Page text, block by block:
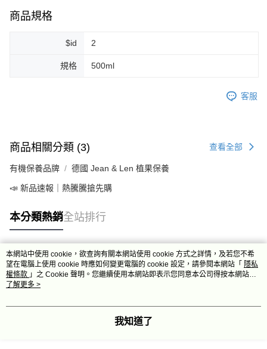
商品規格
$id 2
規格 500ml
客服
商品相關分類 (3) 查看全部
有機保養品牌 德國 Jean & Len 植果保養
📣 新品速報｜熱騰騰搶先購
本分類熱銷全站排行
熱門標籤
本網站中使用 cookie，欲查詢有關本網站使用 cookie 方式之詳情，及若您不希
望在電腦上使用 cookie 時應如何變更電腦的 cookie 設定，請參閱本網站「 隱私
權條款 」之 Cookie 聲明。您繼續使用本網站即表示您同意本公司得按本網站使
用條款之 Cookie 聲明使用 cookie。
了解更多 >
我知道了